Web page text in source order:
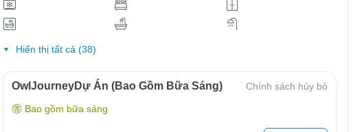
Hiển thị tất cả (38)
OwlJourneyDự Án (Bao Gồm Bữa Sáng) Chính sách hủy bỏ
Bao gồm bữa sáng